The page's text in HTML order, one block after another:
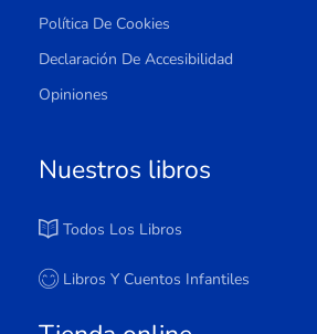
Política De Cookies
Declaración De Accesibilidad
Opiniones
Nuestros libros
Todos Los Libros
Libros Y Cuentos Infantiles